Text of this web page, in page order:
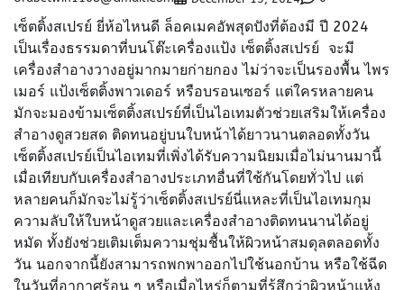
เซ็ตติ้งสเปรย์ ยี่ห้อไหนดี ล็อคเมคอัพสุดปังที่ต้องมี ปี 2024
เป็นเรื่องธรรมดาที่บนโต๊ะเครื่องแป้ง เซ็ตติ้งสเปรย์ จะมี
เครื่องสำอางวางอยู่มากมายก่ายกอง ไม่ว่าจะเป็นรองพื้น ไพร
เมอร์ แป้งเซ็ตติ้งพาวเดอร์ หรือบรอนเซอร์ แต่ใครหลายคน
มักจะมองข้ามเซ็ตติ้งสเปรย์ที่เป็นไอเทมตัวช่วยเสริมให้เครื่อง
สำอางดูสวยสด ติดทนอยู่บนใบหน้าได้ยาวนานตลอดทั้งวัน
เซ็ตติ้งสเปรย์เป็นไอเทมที่เพิ่งได้รับความนิยมเมื่อไม่นานมานี้
เมื่อเทียบกับเครื่องสำอางประเภทอื่นที่ใช้กันโดยทั่วไป แต่
หลายคนก็มักจะไม่รู้ว่าเซ็ตติ้งสเปรย์นี่แหละที่เป็นไอเทมกุม
ความลับให้ใบหน้าดูสวยและเครื่องสำอางติดทนนานได้อยู่
หมัด ทั้งยังช่วยเติมเต็มความชุ่มชื้นให้ผิวหน้าสมดุลตลอดทั้ง
วัน นอกจากนี้ยังสามารถพกพาออกไปใช้นอกบ้าน หรือใช้ฉีด
ในวันที่อากาศร้อน ๆ หรือเมื่อไหร่ก็ตามที่รู้สึกว่าผิวหน้าแห้ง